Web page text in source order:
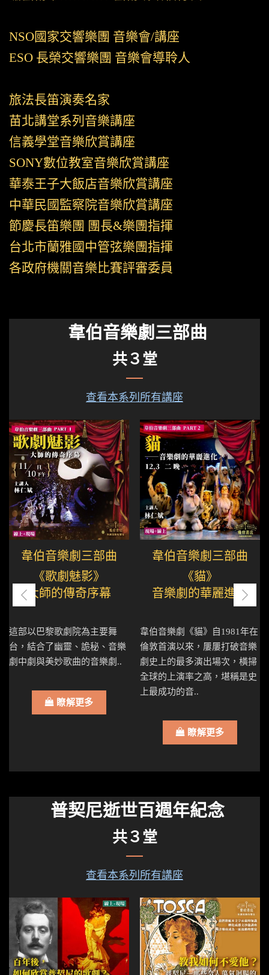
NSO國家交響樂團 音樂會/講座
ESO 長榮交響樂團 音樂會導聆人
旅法長笛演奏名家
苗北講堂系列音樂講座
信義學堂音樂欣賞講座
SONY數位教室音樂欣賞講座
華泰王子大飯店音樂欣賞講座
中華民國監察院音樂欣賞講座
節慶長笛樂團 團長&樂團指揮
台北市蘭雅國中管弦樂團指揮
各政府機關音樂比賽評審委員
韋伯音樂劇三部曲
共３堂
查看本系列所有講座
韋伯音樂劇三部曲
《歌劇魅影》
大師的傳奇序幕
這部以巴黎歌劇院為主要舞
台，結合了幽靈、詭秘、音樂
劇中劇與美妙歌曲的音樂劇..
瞭解更多
韋伯音樂劇三部曲
《貓》
音樂劇的華麗進化
韋伯音樂劇《貓》自1981年在
倫敦首演以來，屢屢打破音樂
劇史上的最多演出場次，橫掃
全球的上演率之高，堪稱是史
上最成功的音..
瞭解更多
普契尼逝世百週年紀念
共３堂
查看本系列所有講座